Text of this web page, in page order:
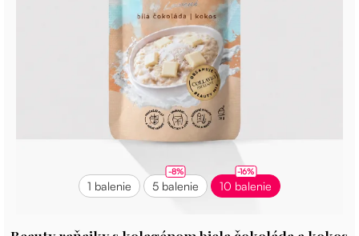
1 balenie 5 balenie
-8%
10 balenie
-16%